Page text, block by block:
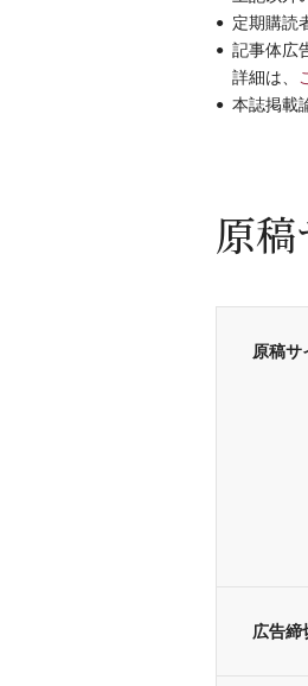
定期購読
記事体広
詳細は、
本誌掲載
原
原稿サ
広告締